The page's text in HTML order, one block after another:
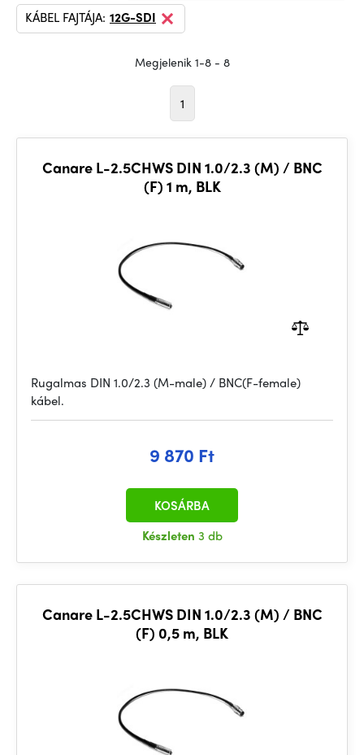
KÁBEL FAJTÁJA: 12G-SDI
Megjelenik 1-8 - 8
1
Canare L-2.5CHWS DIN 1.0/2.3 (M) / BNC
(F) 1 m, BLK
Rugalmas DIN 1.0/2.3 (M-male) / BNC(F-female)
kábel.
9 870 Ft
Készleten 3 db
KOSÁRBA
Canare L-2.5CHWS DIN 1.0/2.3 (M) / BNC
(F) 0,5 m, BLK